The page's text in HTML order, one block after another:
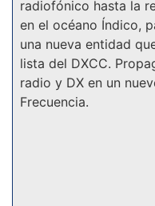
radiofónico hasta la
en el océano Índico,
una nueva entidad
lista del DXCC.
radio y DX en un
Frecuencia.